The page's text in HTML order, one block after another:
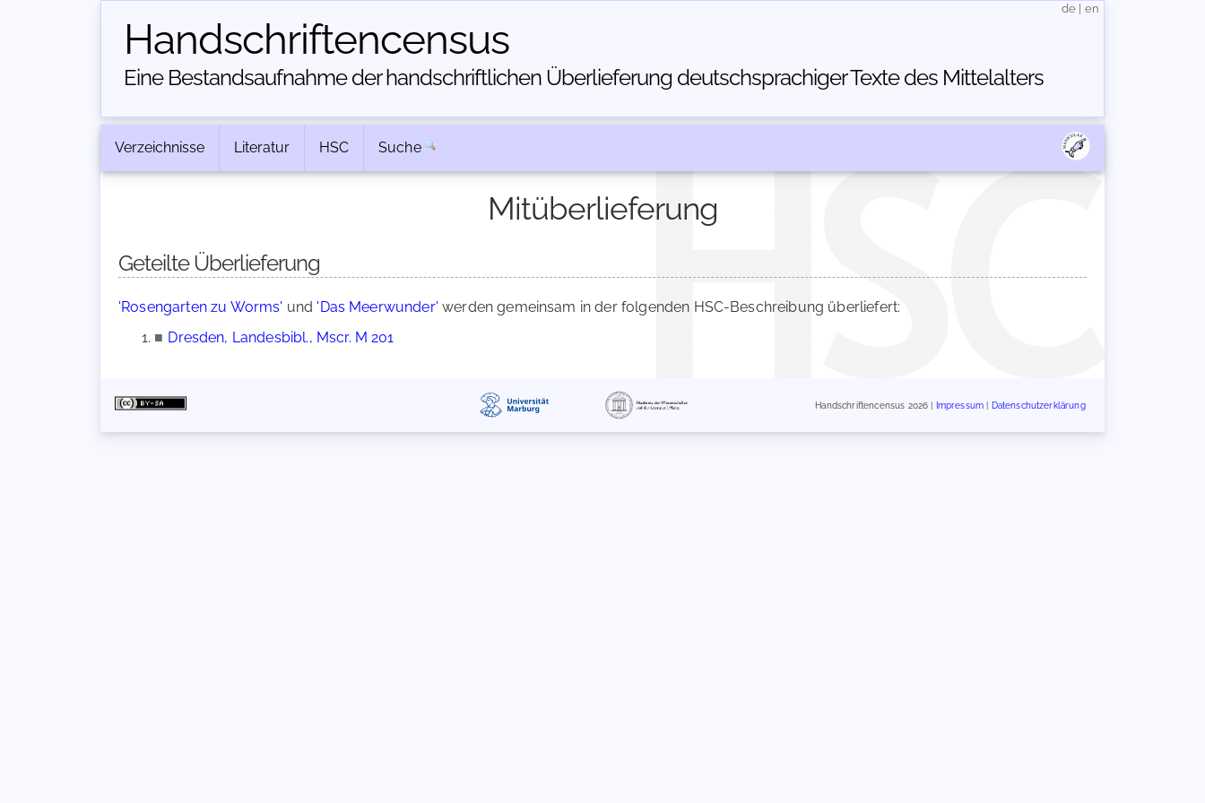
Handschriften­census
Eine Bestandsaufnahme der handschriftlichen Über­lieferung deutschsprachiger Texte des Mittelalters
de en
Verzeichnisse Literatur HSC Suche
Mitüberlieferung
Geteilte Überlieferung
'Rosengarten zu Worms' und 'Das Meerwunder' werden gemeinsam in der folgenden HSC-Beschreibung überliefert:
■ Dresden, Landesbibl., Mscr. M 201
Handschriftencensus 2026 | Impressum Datenschutzerklärung